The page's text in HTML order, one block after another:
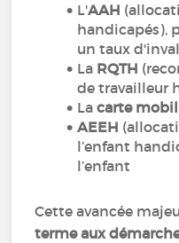
L'AAH
handicapés),
un taux
La RQTH
de travailleur
Lacarte
AEEH
l’enfant
l’enfant
Cette avancée
terme aux